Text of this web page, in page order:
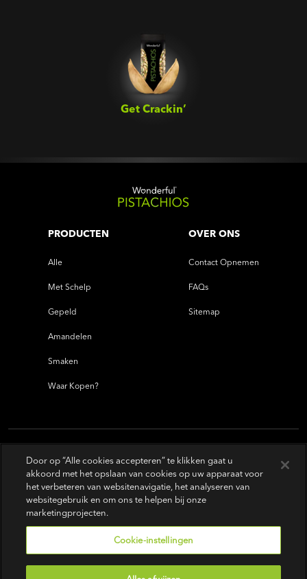
Get Crackin’‎
PRODUCTEN
Alle
Met Schelp
Gepeld
Amandelen
Smaken
Waar Kopen?
OVER ONS
Contact Opnemen
FAQs
Sitemap
Door op “Alle cookies accepteren” te klikken gaat u
akkoord met het opslaan van cookies op uw apparaat voor
het verbeteren van websitenavigatie, het analyseren van
websitegebruik en om ons te helpen bij onze
marketingprojecten.
Cookie-instellingen